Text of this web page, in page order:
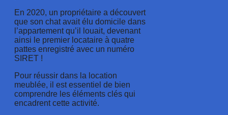
En 2020, un propriétaire a découvert
que son chat avait élu domicile dans
l’appartement qu’il louait, devenant
ainsi le premier locataire à quatre
pattes enregistré avec un numéro
SIRET !
Pour réussir dans la location
meublée, il est essentiel de bien
comprendre les éléments clés qui
encadrent cette activité.